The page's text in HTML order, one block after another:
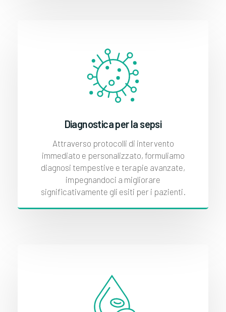
Diagnostica per la sepsi
Attraverso protocolli di intervento
immediato e personalizzato, formuliamo
diagnosi tempestive e terapie avanzate,
impegnandoci a migliorare
significativamente gli esiti per i pazienti.